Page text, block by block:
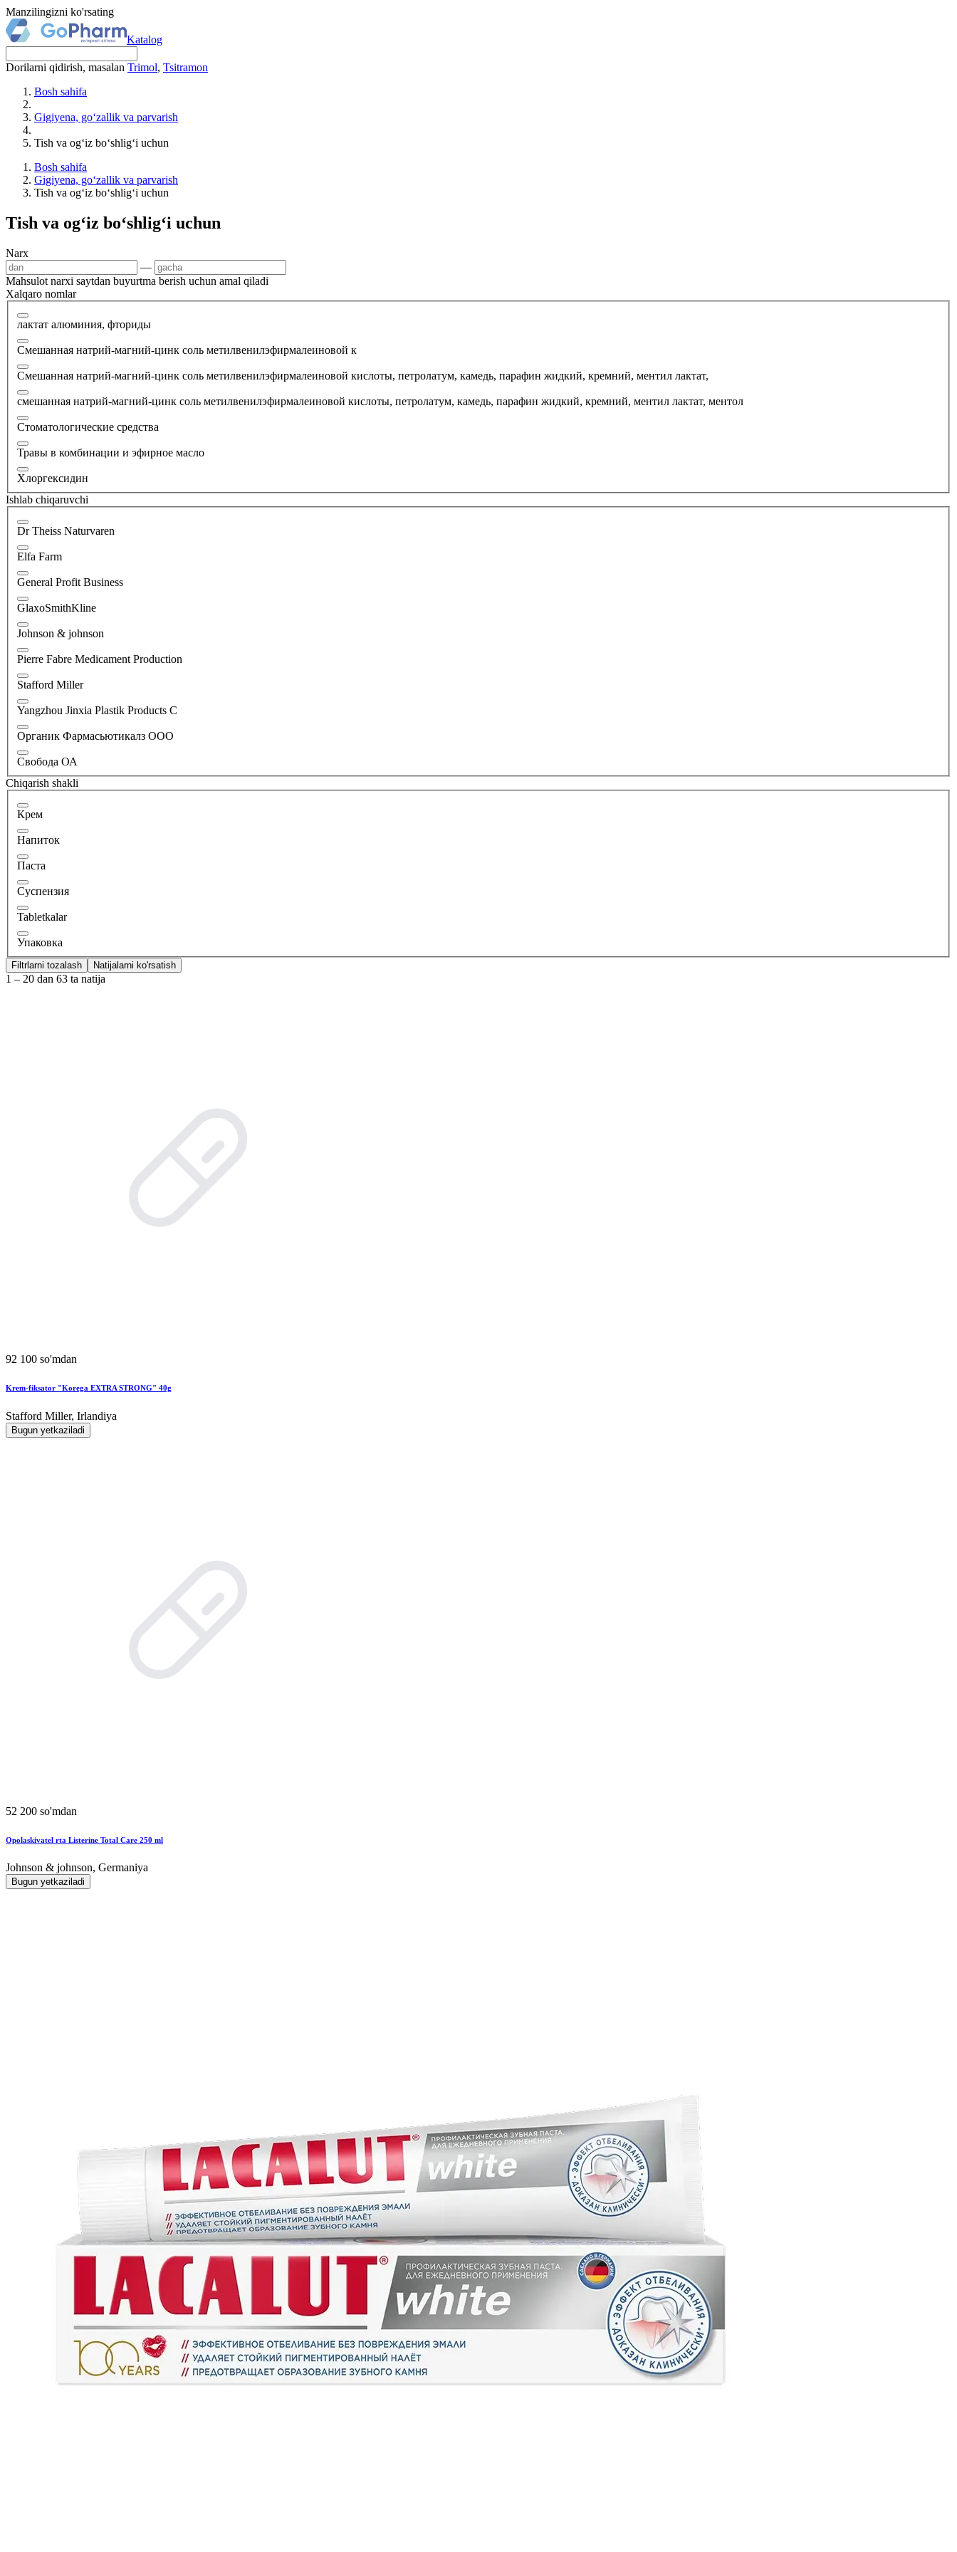
Manzilingizni ko'rsating
Katalog
Dorilarni qidirish, masalan Trimol, Tsitramon
Bosh sahifa
Gigiyena, go‘zallik va parvarish
Tish va og‘iz bo‘shlig‘i uchun
Bosh sahifa
Gigiyena, go‘zallik va parvarish
Tish va og‘iz bo‘shlig‘i uchun
Tish va og‘iz bo‘shlig‘i uchun
Narx
—
Mahsulot narxi saytdan buyurtma berish uchun amal qiladi
Xalqaro nomlar
лактат алюминия, фториды
Смешанная натрий-магний-цинк соль метилвенилэфирмалеиновой к
Смешанная натрий-магний-цинк соль метилвенилэфирмалеиновой кислоты, петролатум, камедь, парафин жидкий, кремний, ментил лактат,
смешанная натрий-магний-цинк соль метилвенилэфирмалеиновой кислоты, петролатум, камедь, парафин жидкий, кремний, ментил лактат, ментол
Стоматологические средства
Травы в комбинации и эфирное масло
Хлоргексидин
Ishlab chiqaruvchi
Dr Theiss Naturvaren
Elfa Farm
General Profit Business
GlaxoSmithKline
Johnson & johnson
Pierre Fabre Medicament Production
Stafford Miller
Yangzhou Jinxia Plastik Products C
Органик Фармасьютикалз ООО
Свобода ОА
Chiqarish shakli
Крем
Напиток
Паста
Суспензия
Tabletkalar
Упаковка
Filtrlarni tozalash Natijalarni ko'rsatish
1 – 20 dan 63 ta natija
92 100 so'mdan
Krem-fiksator "Korega EXTRA STRONG" 40g
Stafford Miller, Irlandiya
Bugun yetkaziladi
52 200 so'mdan
Opolaskivatel rta Listerine Total Care 250 ml
Johnson & johnson, Germaniya
Bugun yetkaziladi